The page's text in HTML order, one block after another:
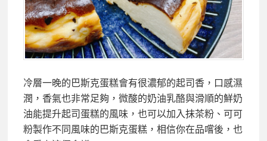
冷層一晚的巴斯克蛋糕會有很濃郁的起司香，口感濕
潤，香氣也非常足夠，微酸的奶油乳酪與滑順的鮮奶
油能提升起司蛋糕的風味，也可以加入抹茶粉、可可
粉製作不同風味的巴斯克蛋糕，相信你在品嚐後，也